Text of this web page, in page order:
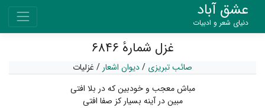
عشق آباد
دنیای شعر و ادبیات
غزل شمارهٔ ۶۸۴۶
صائب تبریزی /دیوان اشعار / غزلیات
مباش معجب و خودبین که در بلا افتی
مبین در آینه بسیار کز صفا افتی